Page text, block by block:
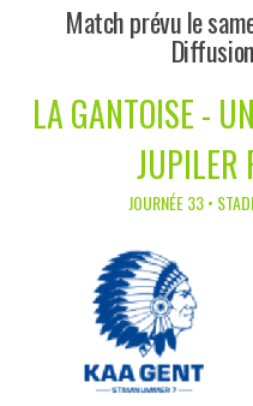
Match prévu le
LA GANTOISE -
JUPILER
JOURNÉE 33 •